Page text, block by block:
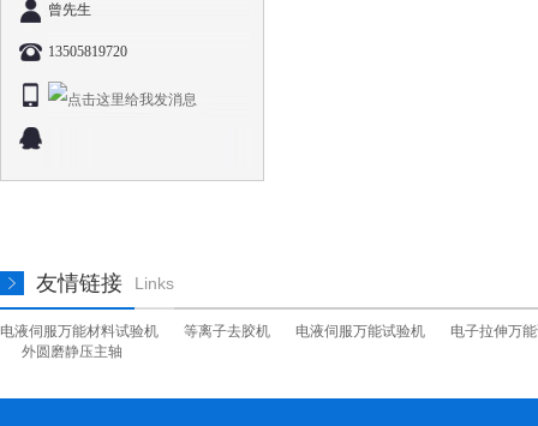
曾先生
13505819720
友情链接 Links
电液伺服万能材料试验机 等离子去胶机 电液伺服万能试验机
电子拉伸万
外圆磨静压主轴